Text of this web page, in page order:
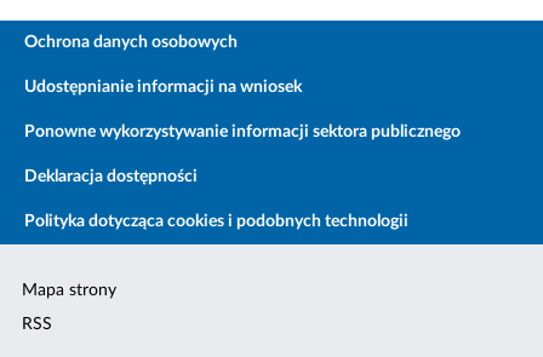
Ochrona danych osobowych
Udostępnianie informacji na wniosek
Ponowne wykorzystywanie informacji sektora publicznego
Deklaracja dostępności
Polityka dotycząca cookies i podobnych technologii
Mapa strony
RSS